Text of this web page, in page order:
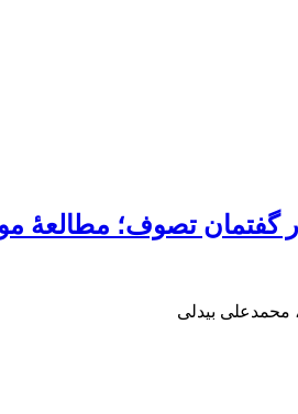
تصوف؛ مطالعۀ
محمدعلی بیدلی